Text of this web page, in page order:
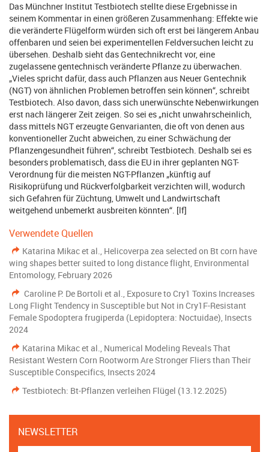
Das Münchner Institut Testbiotech stellte diese Ergebnisse in
seinem Kommentar in einen größeren Zusammenhang: Effekte wie
die veränderte Flügelform würden sich oft erst bei längerem Anbau
offenbaren und seien bei experimentellen Feldversuchen leicht zu
übersehen. Deshalb sieht das Gentechnikrecht vor, eine
zugelassene gentechnisch veränderte Pflanze zu überwachen.
„Vieles spricht dafür, dass auch Pflanzen aus Neuer Gentechnik
(NGT) von ähnlichen Problemen betroffen sein können“, schreibt
Testbiotech. Also davon, dass sich unerwünschte Nebenwirkungen
erst nach längerer Zeit zeigen. So sei es „nicht unwahrscheinlich,
dass mittels NGT erzeugte Genvarianten, die oft von denen aus
konventioneller Zucht abweichen, zu einer Schwächung der
Pflanzengesundheit führen“, schreibt Testbiotech. Deshalb sei es
besonders problematisch, dass die EU in ihrer geplanten NGT-
Verordnung für die meisten NGT-Pflanzen „künftig auf
Risikoprüfung und Rückverfolgbarkeit verzichten will, wodurch
sich Gefahren für Züchtung, Umwelt und Landwirtschaft
weitgehend unbemerkt ausbreiten könnten“. [lf]
Verwendete Quellen
Katarina Mikac et al., Helicoverpa zea selected on Bt corn have
wing shapes better suited to long distance flight, Environmental
Entomology, February 2026
Caroline P. De Bortoli et al., Exposure to Cry1 Toxins Increases
Long Flight Tendency in Susceptible but Not in Cry1F-Resistant
Female Spodoptera frugiperda (Lepidoptera: Noctuidae), Insects
2024
Katarina Mikac et al., Numerical Modeling Reveals That
Resistant Western Corn Rootworm Are Stronger Fliers than Their
Susceptible Conspecifics, Insects 2024
Testbiotech: Bt-Pflanzen verleihen Flügel (13.12.2025)
NEWSLETTER